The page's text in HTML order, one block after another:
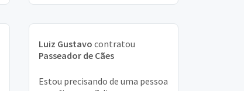
Luiz Gustavo contratou
Passeador de Cães
Estou precisando de uma pessoa